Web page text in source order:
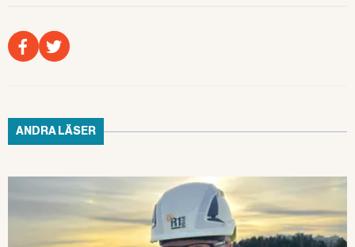
Du&jobbet har skrivit mycket om las-frågan tidigare.
Läs bland annat här.
ANDRA LÄSER